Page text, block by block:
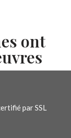
ont
par SSL